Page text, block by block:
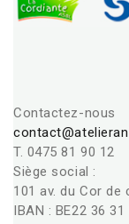
Contactez-nous
T. 0475 81 90 12
Siège social :
101 av. du Cor de
IBAN : BE22 36